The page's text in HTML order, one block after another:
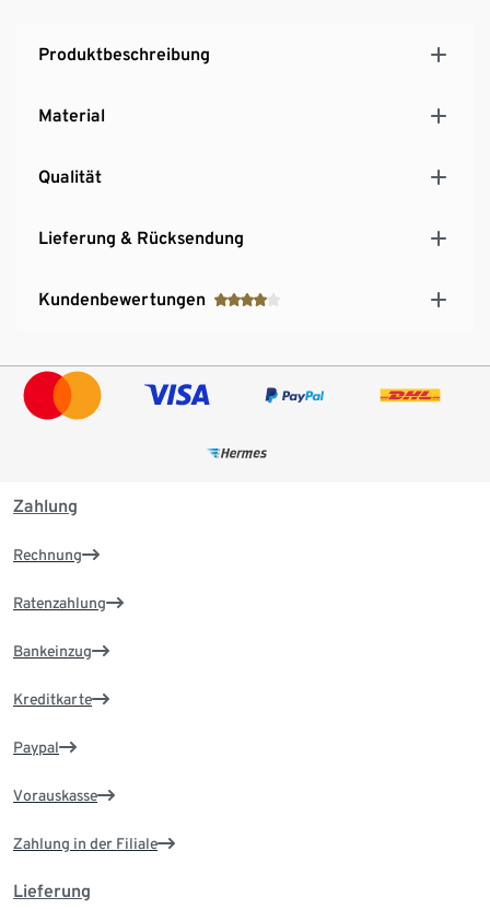
Produktbeschreibung
Material
Qualität
Lieferung & Rücksendung
Kundenbewertungen
Zahlung
Rechnung
Ratenzahlung
Bankeinzug
Kreditkarte
Paypal
Vorauskasse
Zahlung in der Filiale
Lieferung